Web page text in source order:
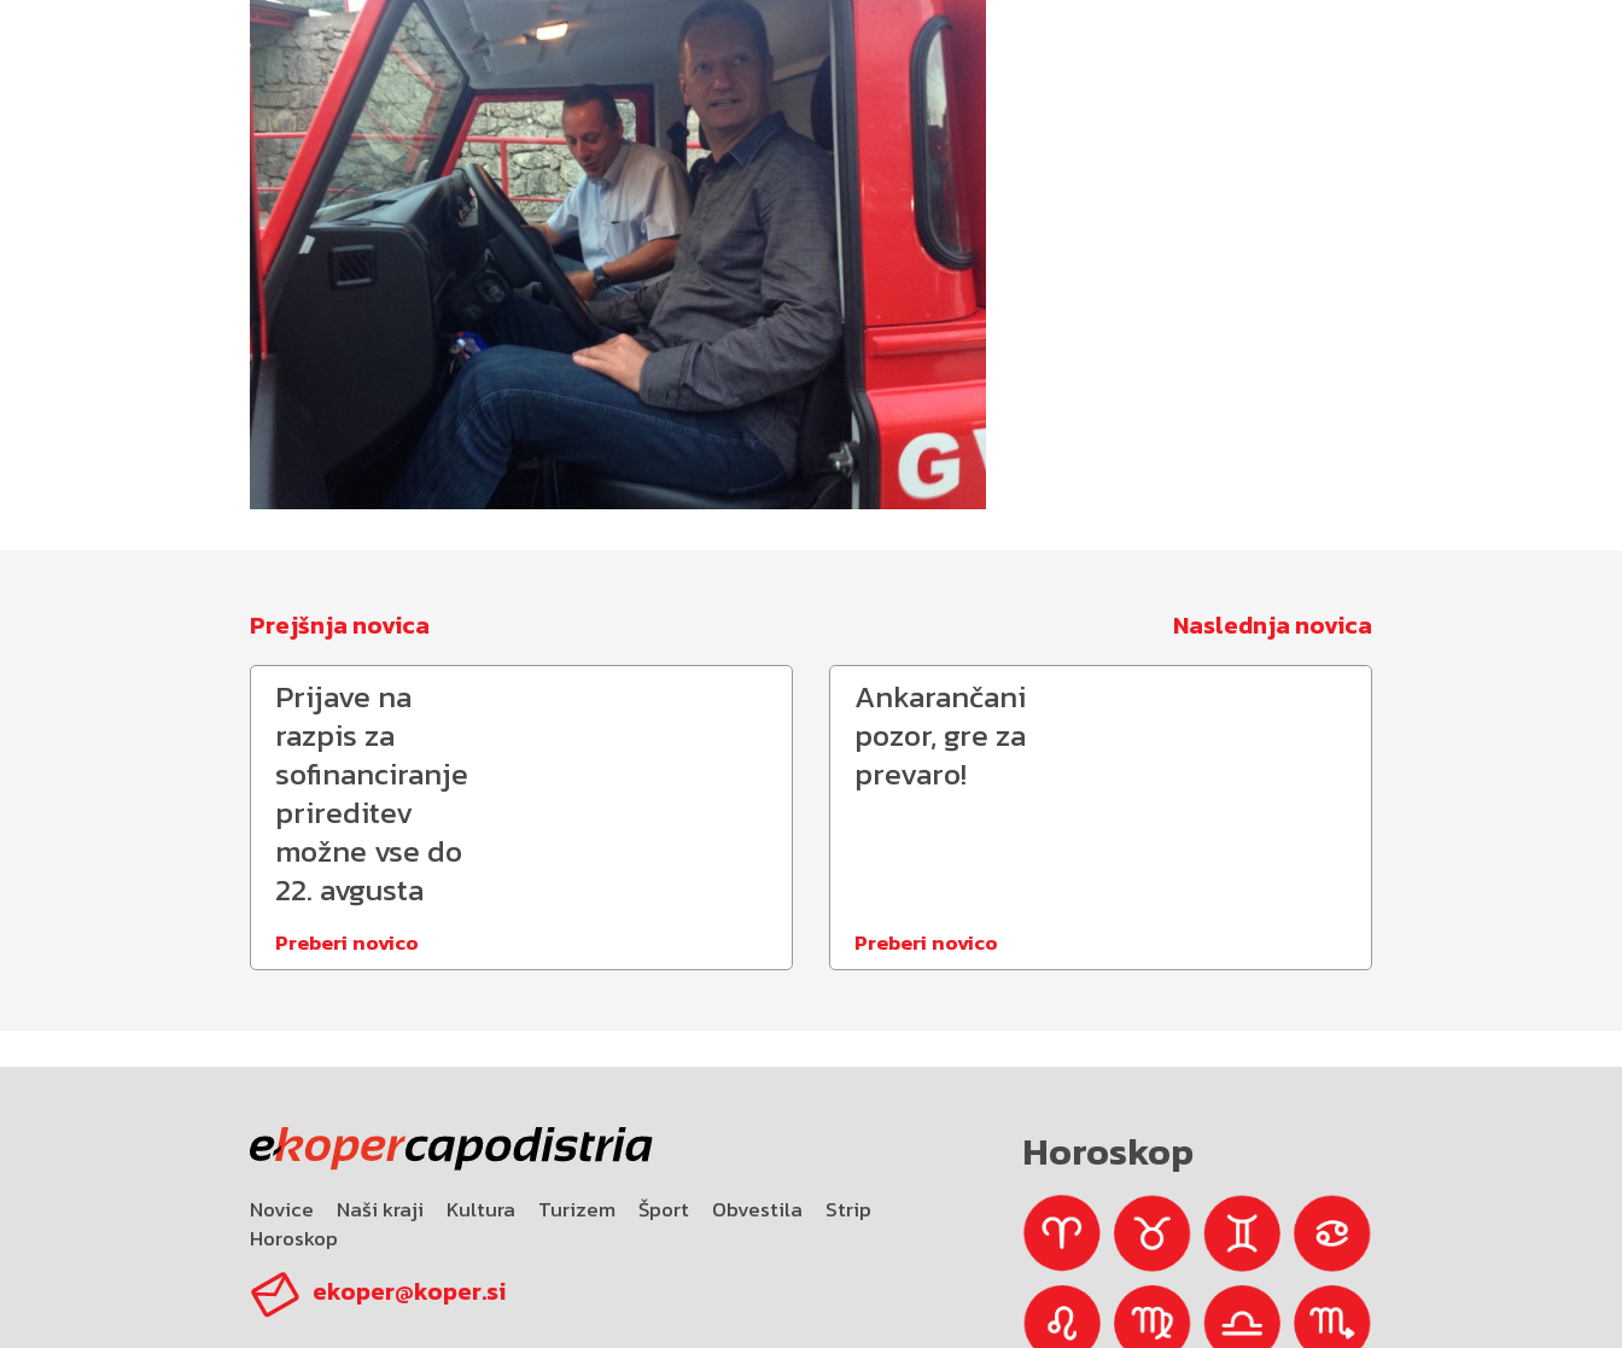
Prejšnja novica Naslednja novica
Prijave na
razpis za
sofinanciranje
prireditev
možne vse do
22. avgusta
Preberi novico
Ankarančani
pozor, gre za
prevaro!
Preberi novico
Novice Naši kraji Kultura Turizem Šport Obvestila
Strip
Horoskop
ekoper@koper.si
Horoskop